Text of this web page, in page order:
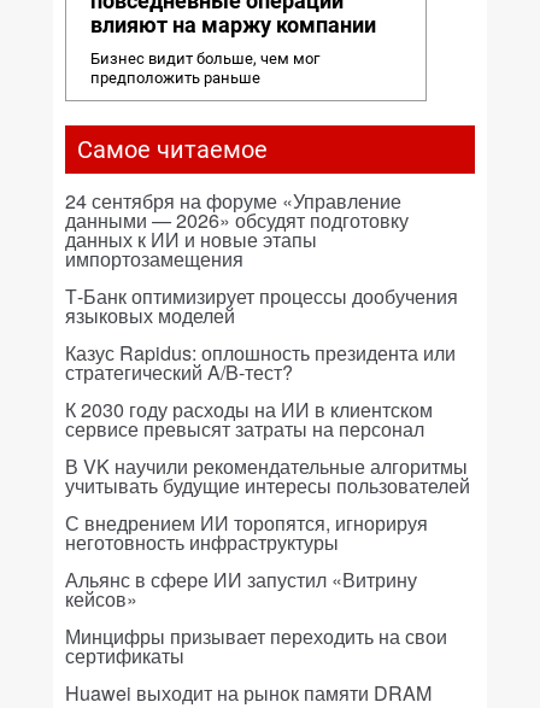
влияют на маржу компании
Бизнес видит больше, чем мог
предположить раньше
Самое читаемое
24 сентября на форуме «Управление
данными — 2026» обсудят подготовку
данных к ИИ и новые этапы
импортозамещения
Т-Банк оптимизирует процессы дообучения
языковых моделей
Казус Rapidus: оплошность президента или
стратегический A/B-тест?
К 2030 году расходы на ИИ в клиентском
сервисе превысят затраты на персонал
В VK научили рекомендательные алгоритмы
учитывать будущие интересы пользователей
С внедрением ИИ торопятся, игнорируя
неготовность инфраструктуры
Альянс в сфере ИИ запустил «Витрину
кейсов»
Минцифры призывает переходить на свои
сертификаты
Huawei выходит на рынок памяти DRAM